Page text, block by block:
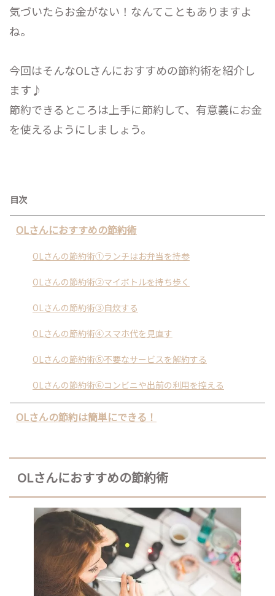
気づいたらお金がない！なんてこともありますよ
ね。
今回はそんなOLさんにおすすめの節約術を紹介し
ます♪
節約できるところは上手に節約して、有意義にお金
を使えるようにしましょう。
目次
OLさんにおすすめの節約術
OLさんの節約術①ランチはお弁当を持参
OLさんの節約術②マイボトルを持ち歩く
OLさんの節約術③自炊する
OLさんの節約術④スマホ代を見直す
OLさんの節約術⑤不要なサービスを解約する
OLさんの節約術⑥コンビニや出前の利用を控える
OLさんの節約は簡単にできる！
OLさんにおすすめの節約術